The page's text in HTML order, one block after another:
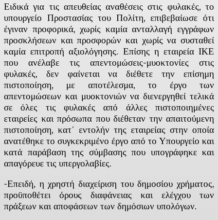
Ειδικά για τις απευθείας αναθέσεις στις φυλακές, το
υπουργείο Προστασίας του Πολίτη, επιβεβαίωσε ότι
έγιναν προφορικά, χωρίς καμία ανταλλαγή εγγράφων
προσκλήσεων και προσφορών και χωρίς να συσταθεί
καμία επιτροπή αξιολόγησης. Επίσης η εταιρεία ΙΚΕ
που ανέλαβε τις απεντομώσεις-μυοκτονίες στις
φυλακές, δεν φαίνεται να διέθετε την επίσημη
πιστοποίηση, με αποτέλεσμα, το έργο των
απεντομώσεων και μυοκτονιών να διενεργηθεί τελικά
σε όλες τις φυλακές από άλλες πιστοποιημένες
εταιρείες και πρόσωπα που διέθεταν την απαιτούμενη
πιστοποίηση, κατ΄ εντολήν της εταιρείας στην οποία
ανατέθηκε το συγκεκριμένο έργο από το Υπουργείο και
κατά παράβαση της σύμβασης που υπογράφηκε και
απαγόρευε τις υπεργολαβίες.
-Επειδή, η χρηστή διαχείριση του δημοσίου χρήματος,
προϋποθέτει όρους διαφάνειας και ελέγχου των
πράξεων και αποφάσεων των δημόσιων υπολόγων.